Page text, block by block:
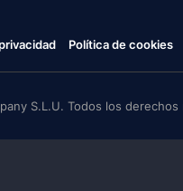
Política de cookies
S.L.U. Todos los derechos